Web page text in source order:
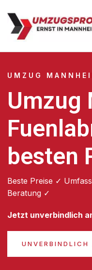
UMZUG
Umzug
besten
Beste Preise ✓
Beratung ✓
Jetzt unverbindlich
UNVERBINDLICH